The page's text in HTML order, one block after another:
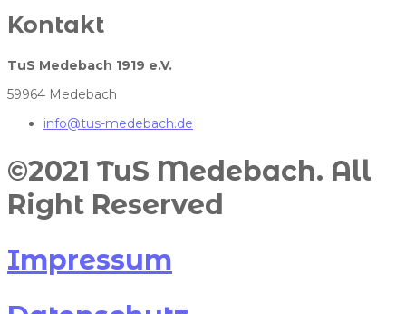
Kontakt
TuS Medebach 1919 e.V.
59964 Medebach
info@tus-medebach.de
©2021 TuS Medebach. All
Right Reserved​
Impressum